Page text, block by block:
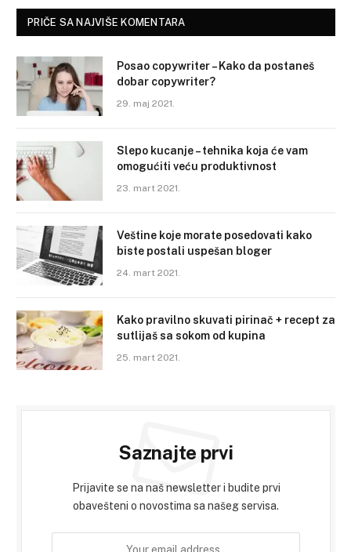
PRIČE SA NAJVIŠE KOMENTARA
Posao copywriter – Kako da postaneš
dobar copywriter?
29. maj 2021.
Slepo kucanje – tehnika koja će vam
omogućiti veću produktivnost
23. mart 2021.
Veštine koje morate posedovati kako
biste postali uspešan bloger
24. mart 2021.
Kako pravilno skuvati pirinač + recept za
sutlijaš sa sokom od kupina
25. mart 2021.
Saznajte prvi
Prijavite se na naš newsletter i budite prvi
obavešteni o novostima sa našeg servisa.